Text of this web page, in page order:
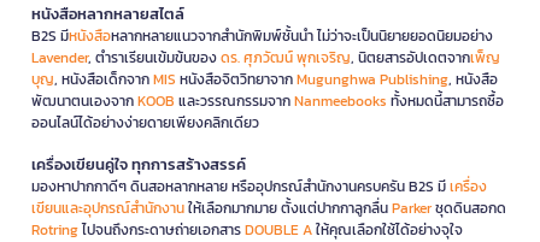
หนังสือหลากหลายสไตล์
B2S มีหนังสือหลากหลายแนวจากสำนักพิมพ์ชั้นนำ ไม่ว่าจะเป็นนิยายยอดนิยมอย่าง
Lavender, ตำราเรียนเข้มข้นของดร. ศุภวัฒน์ พุกเจริญ, นิตยสารอัปเดตจากเพ็ญ
บุญ, หนังสือเด็กจากMIS หนังสือจิตวิทยาจากMugunghwa Publishing, หนังสือ
พัฒนาตนเองจากKOOB และวรรณกรรมจากNanmeebooks ทั้งหมดนี้สามารถซื้อ
ออนไลน์ได้อย่างง่ายดายเพียงคลิกเดียว
เครื่องเขียนคู่ใจ ทุกการสร้างสรรค์
มองหาปากกาดีๆ ดินสอหลากหลาย หรืออุปกรณ์สำนักงานครบครัน B2S มีเครื่อง
เขียนและอุปกรณ์สำนักงานให้เลือกมากมาย ตั้งแต่ปากกาลูกลื่นParkerชุดดินสอกด
Rotringไปจนถึงกระดาษถ่ายเอกสารDOUBLE Aให้คุณเลือกใช้ได้อย่างจุใจ